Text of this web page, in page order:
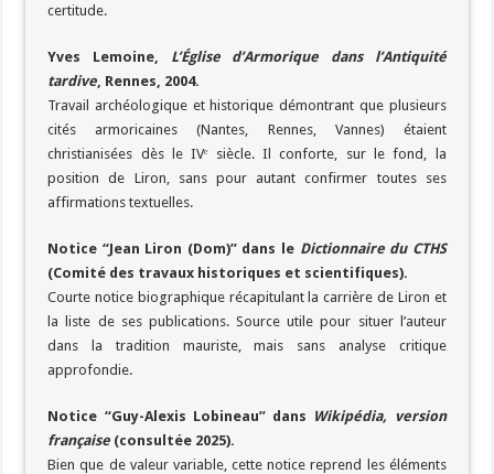
certitude.
Yves Lemoine, L’Église d’Armorique dans l’Antiquité
tardive , Rennes, 2004.
Travail archéologique et historique démontrant que plusieurs
cités armoricaines (Nantes, Rennes, Vannes) étaient
christianisées dès le IVᵉ siècle. Il conforte, sur le fond, la
position de Liron, sans pour autant confirmer toutes ses
affirmations textuelles.
Notice “Jean Liron (Dom)” dans le Dictionnaire du CTHS
(Comité des travaux historiques et scientifiques).
Courte notice biographique récapitulant la carrière de Liron et
la liste de ses publications. Source utile pour situer l’auteur
dans la tradition mauriste, mais sans analyse critique
approfondie.
Notice “Guy-Alexis Lobineau” dans Wikipédia, version
française (consultée 2025).
Bien que de valeur variable, cette notice reprend les éléments